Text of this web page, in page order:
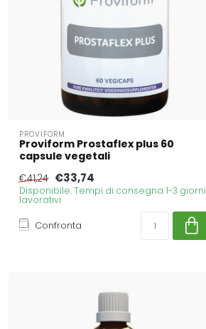
PROVIFORM
Proviform Prostaflex plus 60
capsule vegetali
€41,24 €33,74
Disponibile. Tempi di consegna 1-3 giorni
lavorativi
Confronta